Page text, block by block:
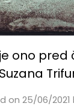
ono pred
on 25/06/2021